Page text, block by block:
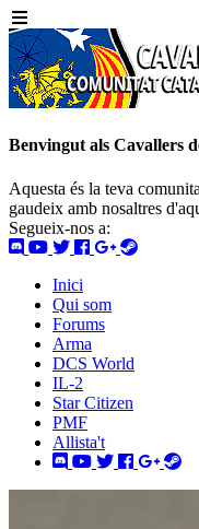
Benvingut als Cavallers
Aquesta és la teva
gaudeix amb nosaltres
Segueix-nos a:
Inici
Qui som
Forums
Arma
DCS World
IL-2
Star Citizen
PMF
Allista't